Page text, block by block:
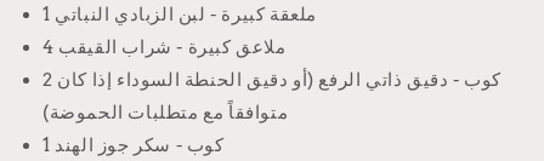
1 ملعقة كبيرة - لبن الزبادي النباتي
4 ملاعق كبيرة - شراب القيقب
2 كوب - دقيق ذاتي الرفع (أو دقيق الحنطة السوداء إذا كان
متوافقاً مع متطلبات الحموضة)
1 كوب - سكر جوز الهند